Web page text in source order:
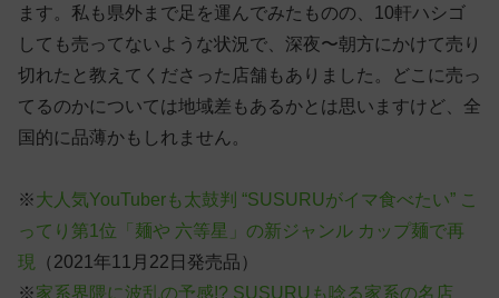
ます。私も県外まで足を運んでみたものの、10軒ハシゴ
しても売ってないような状況で、深夜〜朝方にかけて売り
切れたと教えてくださった店舗もありました。どこに売っ
てるのかについては地域差もあるかとは思いますけど、全
国的に品薄かもしれません。
※大人気YouTuberも太鼓判 “SUSURUがイマ食べたい” こ
ってり第1位「麺や 六等星」の新ジャンル カップ麺で再
現
（2021年11月22日発売品）
※家系界隈に波乱の予感!? SUSURUも唸る家系の名店